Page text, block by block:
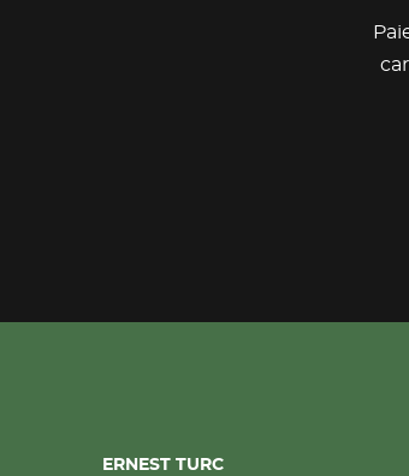
ERNEST TURC